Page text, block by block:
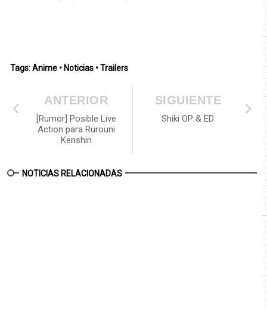
Tags:Anime • Noticias •Trailers
SIGUIENTE
Shiki OP & ED
ANTERIOR
[Rumor] Posible Live
Action para Rurouni
Kenshin
NOTICIAS RELACIONADAS